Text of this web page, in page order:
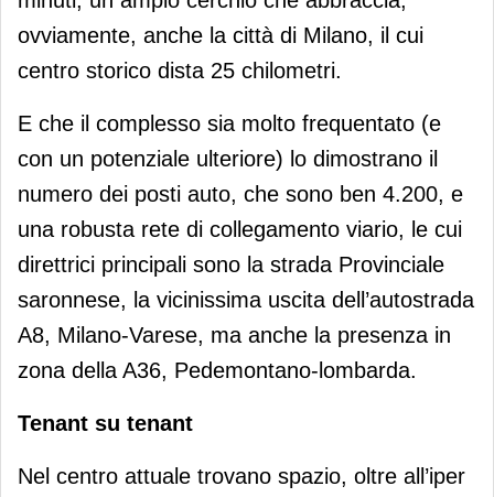
ovviamente, anche la città di Milano, il cui
centro storico dista 25 chilometri.
E che il complesso sia molto frequentato (e
con un potenziale ulteriore) lo dimostrano il
numero dei posti auto, che sono ben 4.200, e
una robusta rete di collegamento viario, le cui
direttrici principali sono la strada Provinciale
saronnese, la vicinissima uscita dell’autostrada
A8, Milano-Varese, ma anche la presenza in
zona della A36, Pedemontano-lombarda.
Tenant su tenant
Nel centro attuale trovano spazio, oltre all’iper